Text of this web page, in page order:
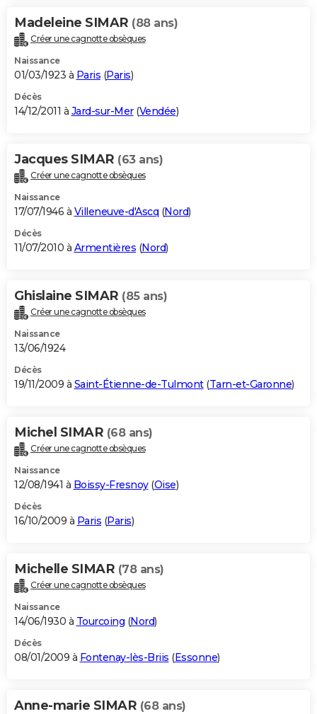
Madeleine SIMAR (88 ans)
Créer une cagnotte obsèques
Naissance
01/03/1923 à Paris (Paris)
Décès
14/12/2011 à Jard-sur-Mer(Vendée)
Jacques SIMAR (63 ans)
Créer une cagnotte obsèques
Naissance
17/07/1946 à Villeneuve-d'Ascq (Nord)
Décès
11/07/2010 à Armentières (Nord)
Ghislaine SIMAR (85 ans)
Créer une cagnotte obsèques
Naissance
13/06/1924
Décès
19/11/2009 à Saint-Étienne-de-Tulmont(Tarn-et-Garonne)
Michel SIMAR (68 ans)
Créer une cagnotte obsèques
Naissance
12/08/1941 à Boissy-Fresnoy(Oise)
Décès
16/10/2009 à Paris (Paris)
Michelle SIMAR (78 ans)
Créer une cagnotte obsèques
Naissance
14/06/1930 à Tourcoing (Nord)
Décès
08/01/2009 à Fontenay-lès-Briis (Essonne)
Anne-marie SIMAR (68 ans)